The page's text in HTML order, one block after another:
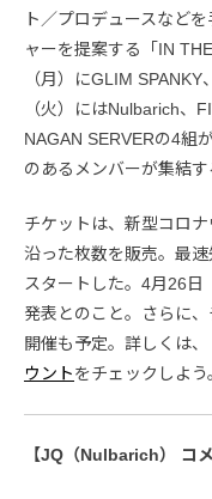
ト／プロデュースなど
ャーを提案する「IN
（月）にGLIM
（火）にはNulbarich、
NAGAN SERVERの4組
のあるメンバーが集結す
チケットは、新型コロ
沿った枚数を販売。最
スタートした。4月26日
発表とのこと。さらに
開催も予定。詳しくは
ウントをチェックしよう
【JQ（Nulbarich） コメ